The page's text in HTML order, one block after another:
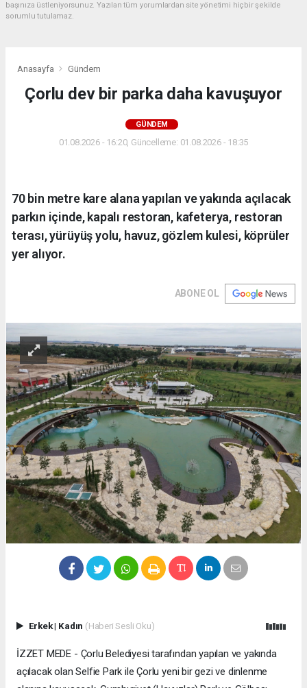
başınıza üstleniyorsunuz. Yazılan tüm yorumlardan site yönetimi hiçbir şekilde
sorumlu tutulamaz.
Anasayfa Gündem
Çorlu dev bir parka daha kavuşuyor
GÜNDEM
01.08.2026 - 16:20, Güncelleme: 01.08.2026 - 18:35
70 bin metre kare alana yapılan ve yakında açılacak
parkın içinde, kapalı restoran, kafeterya, restoran
terası, yürüyüş yolu, havuz, gözlem kulesi, köprüler
yer alıyor.
ABONE OL
Erkek| Kadın (Haberi Sesli Oku)
İZZET MEDE - Çorlu Belediyesi tarafından yapılan ve yakında
açılacak olan Selfie Park ile Çorlu yeni bir gezi ve dinlenme